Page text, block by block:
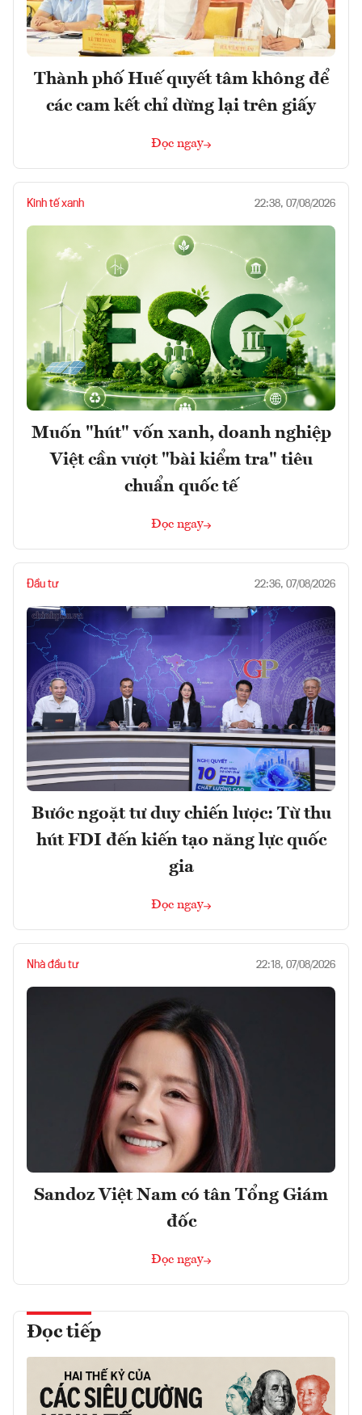
Thành phố Huế quyết tâm không để
các cam kết chỉ dừng lại trên giấy
Đọc ngay
Kinh tế xanh 22:38, 07/08/2026
Muốn "hút" vốn xanh, doanh nghiệp
Việt cần vượt "bài kiểm tra" tiêu
chuẩn quốc tế
Đọc ngay
Đầu tư 22:36, 07/08/2026
Bước ngoặt tư duy chiến lược: Từ thu
hút FDI đến kiến tạo năng lực quốc
gia
Đọc ngay
Nhà đầu tư 22:18, 07/08/2026
Sandoz Việt Nam có tân Tổng Giám
đốc
Đọc ngay
Đọc tiếp